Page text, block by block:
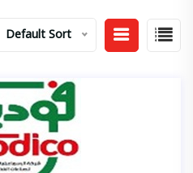
Default Sort